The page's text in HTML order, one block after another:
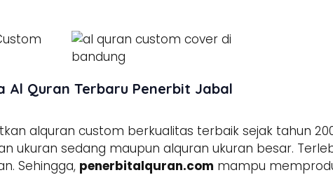
Al Quran Terbaru Penerbit Jabal
alquran custom berkualitas terbaik sejak tahun
ukuran sedang maupun alquran ukuran besar.
Sehingga, penerbitalquran.com mampu